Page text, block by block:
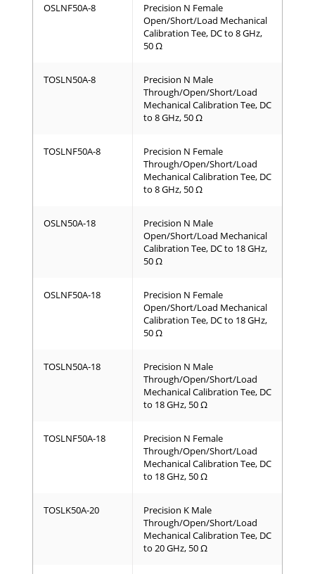
OSLNF50A-8
Precision N Female
Open/Short/Load Mechanical
Calibration Tee, DC to 8 GHz,
50 Ω
TOSLN50A-8
Precision N Male
Through/Open/Short/Load
Mechanical Calibration Tee, DC
to 8 GHz, 50 Ω
TOSLNF50A-8
Precision N Female
Through/Open/Short/Load
Mechanical Calibration Tee, DC
to 8 GHz, 50 Ω
OSLN50A-18
Precision N Male
Open/Short/Load Mechanical
Calibration Tee, DC to 18 GHz,
50 Ω
OSLNF50A-18
Precision N Female
Open/Short/Load Mechanical
Calibration Tee, DC to 18 GHz,
50 Ω
TOSLN50A-18
Precision N Male
Through/Open/Short/Load
Mechanical Calibration Tee, DC
to 18 GHz, 50 Ω
TOSLNF50A-18
Precision N Female
Through/Open/Short/Load
Mechanical Calibration Tee, DC
to 18 GHz, 50 Ω
TOSLK50A-20
Precision K Male
Through/Open/Short/Load
Mechanical Calibration Tee, DC
to 20 GHz, 50 Ω